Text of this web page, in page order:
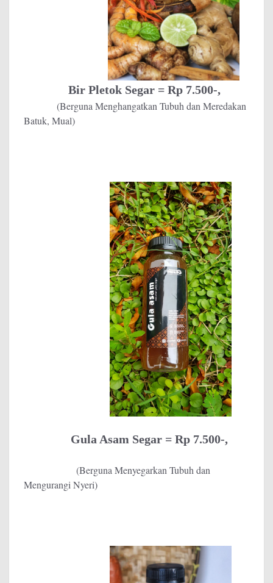
Bir Pletok Segar = Rp 7.500-,
(Berguna Menghangatkan Tubuh dan Meredakan
Batuk, Mual)
Gula Asam Segar = Rp 7.500-,
(Berguna Menyegarkan Tubuh dan
Mengurangi Nyeri)